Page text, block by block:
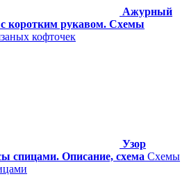
Ажурный
коротким рукавом. Схемы
кофточек
Узор
спицами. Описание, схема Схемы